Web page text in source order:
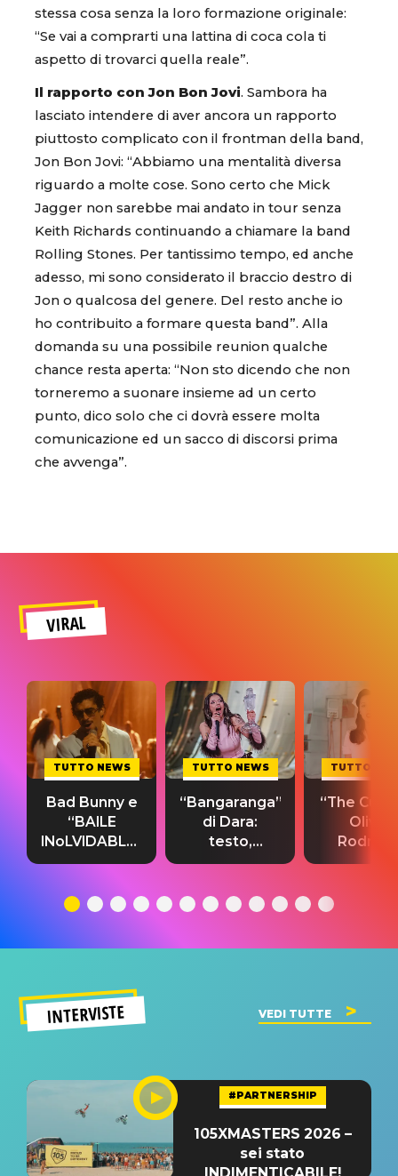
stessa cosa senza la loro formazione originale:
“Se vai a comprarti una lattina di coca cola ti
aspetto di trovarci quella reale”.
Il rapporto con Jon Bon Jovi. Sambora ha
lasciato intendere di aver ancora un rapporto
piuttosto complicato con il frontman della band,
Jon Bon Jovi: “Abbiamo una mentalità diversa
riguardo a molte cose. Sono certo che Mick
Jagger non sarebbe mai andato in tour senza
Keith Richards continuando a chiamare la band
Rolling Stones. Per tantissimo tempo, ed anche
adesso, mi sono considerato il braccio destro di
Jon o qualcosa del genere. Del resto anche io
ho contribuito a formare questa band”. Alla
domanda su una possibile reunion qualche
chance resta aperta: “Non sto dicendo che non
torneremo a suonare insieme ad un certo
punto, dico solo che ci dovrà essere molta
comunicazione ed un sacco di discorsi prima
che avvenga”.
VIRAL
TUTTO NEWS
Bad Bunny e
“BAILE
INoLVIDABLE”:
testo,
significato
TUTTO NEWS
“Bangaranga”
di Dara:
testo,
traduzione e
del singolo
TUTTO
“The
Olivia
testo,
INTERVISTE VEDI TUTTE
#PARTNERSHIP
105XMASTERS 2026 –
sei stato